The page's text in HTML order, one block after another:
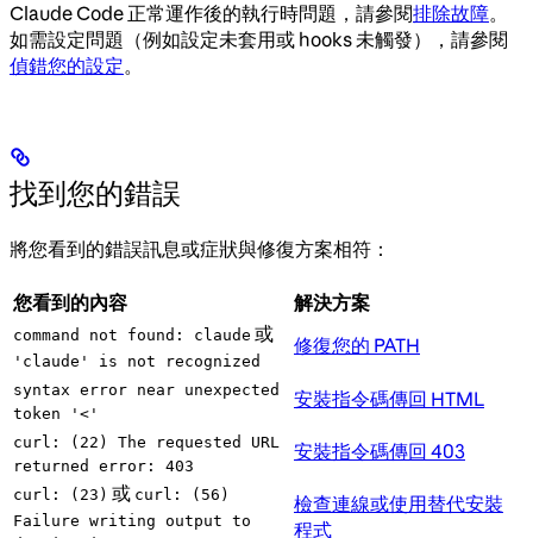
Claude Code 正常運作後的執行時問題，請參閱排除故障。
如需設定問題（例如設定未套用或 hooks 未觸發），請參閱
偵錯您的設定。
找到您的錯誤
將您看到的錯誤訊息或症狀與修復方案相符：
您看到的內容 解決方案
command not found: claude 或
'claude' is not recognized
修復您的 PATH
syntax error near unexpected
token '<'
安裝指令碼傳回 HTML
curl: (22) The requested URL
returned error: 403
安裝指令碼傳回 403
curl: (23) 或 curl: (56)
Failure writing output to
檢查連線或使用替代安裝
程式